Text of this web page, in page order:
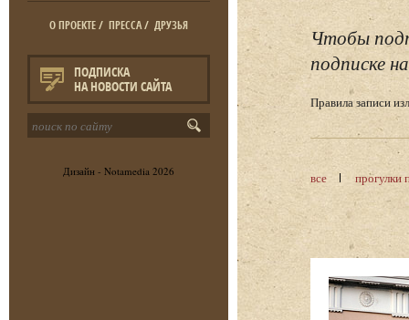
О ПРОЕКТЕ/ ПРЕССА/ ДРУЗЬЯ
ПОДПИСКА
НА НОВОСТИ САЙТА
Дизайн - Notamedia 2026
Чтобы
подписке
Правила записи
все прогулки